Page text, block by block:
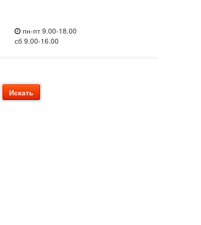
пн-пт 9.00-18.00
сб 9.00-16.00